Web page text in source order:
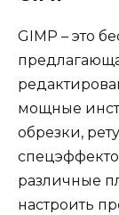
GIMP – это
мощные
обрезки,
различные
настроить